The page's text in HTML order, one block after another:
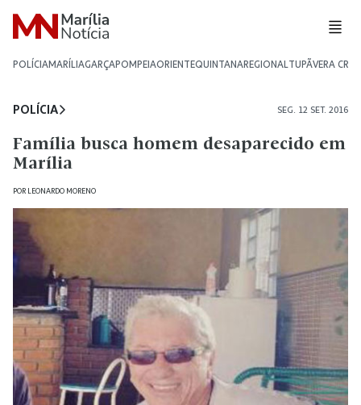
POLÍCIAMARÍLIAGARÇAPOMPEIAORIENTEQUINTANAREGIONALTUPÃVERA CRUZ
POLÍCIA SEG. 12 SET. 2016
Família busca homem desaparecido em
Marília
POR LEONARDO MORENO